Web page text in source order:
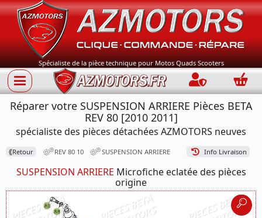
Spécialiste de la pièce technique pour Motos Quads Scooters
Connection
Réparer votre SUSPENSION ARRIERE Pièces BETA
REV 80 [2010 2011]
spécialiste des pièces détachées AZMOTORS neuves
⟪Retour REV 80 10 SUSPENSION ARRIERE Info Livraison
SUSPENSION ARRIERE Microfiche eclatée des pièces
origine